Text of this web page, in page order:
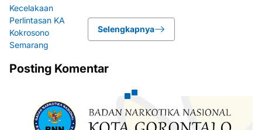
Selengkapnya
Posting Komentar